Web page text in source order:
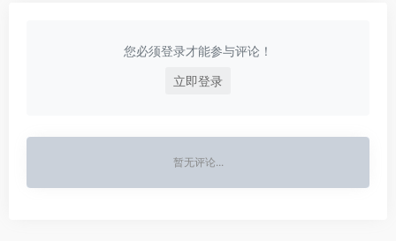
您必须登录才能参与评论！
立即登录
暂无评论...